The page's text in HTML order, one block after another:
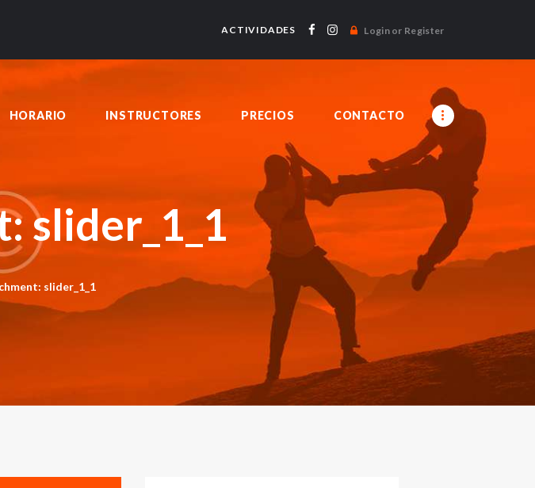
ACTIVIDADES Login or Register
HORARIO INSTRUCTORES PRECIOS CONTACTO
slider_1_1
slider_1_1